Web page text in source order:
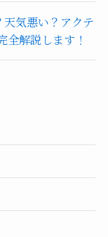
気悪い？アクテ
全解説します！